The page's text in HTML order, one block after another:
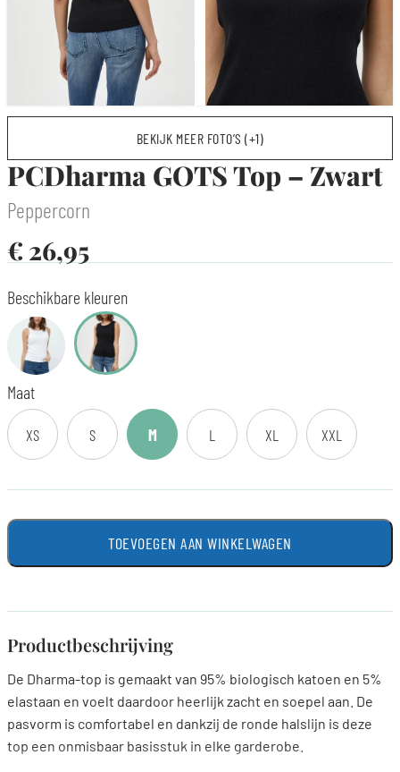
BEKIJK MEER FOTO’S (+1)
PCDharma GOTS Top – Zwart
Peppercorn
€ 26,95
Beschikbare kleuren
Maat
XS S M L XL XXL
TOEVOEGEN AAN WINKELWAGEN
Productbeschrijving
De Dharma-top is gemaakt van 95% biologisch katoen en 5%
elastaan en voelt daardoor heerlijk zacht en soepel aan. De
pasvorm is comfortabel en dankzij de ronde halslijn is deze
top een onmisbaar basisstuk in elke garderobe.